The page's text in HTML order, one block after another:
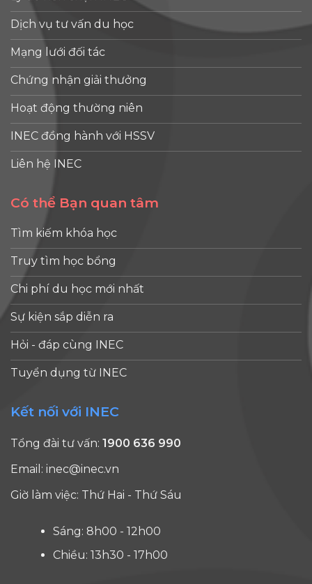
Dịch vụ tư vấn du học
Mạng lưới đối tác
Chứng nhận giải thưởng
Hoạt động thường niên
INEC đồng hành với HSSV
Liên hệ INEC
Có thể Bạn quan tâm
Tìm kiếm khóa học
Truy tìm học bổng
Chi phí du học mới nhất
Sự kiện sắp diễn ra
Hỏi - đáp cùng INEC
Tuyển dụng từ INEC
Kết nối với INEC
Tổng đài tư vấn: 1900 636 990
Email: inec@inec.vn
Giờ làm việc: Thứ Hai - Thứ Sáu
Sáng: 8h00 - 12h00
Chiều: 13h30 - 17h00